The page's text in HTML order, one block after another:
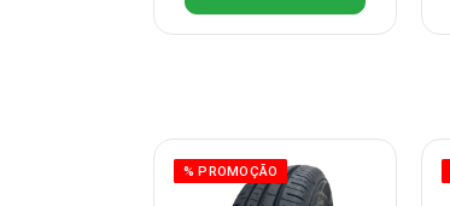
% PROMOÇÃO